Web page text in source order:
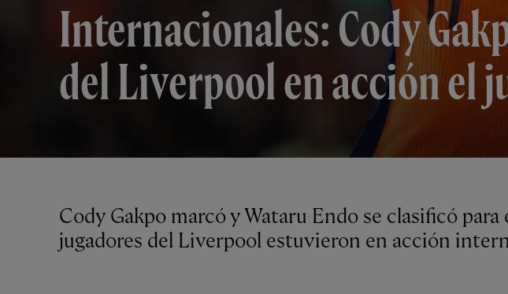
Internacionales: Cody
del Liverpool en acción el
Cody Gakpo marcó y Wataru Endo se clasificó para el Mundial, ya que nueve
jugadores del Liverpool estuvieron en acción